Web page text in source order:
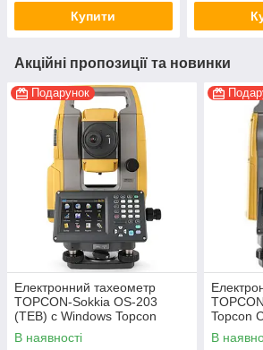
Купити
Акційні пропозиції та новинки
Подарунок
Електронний тахеометр
TOPCON-Sokkia OS-203
(TEB) c Windows Topcon
Corporation, Japan
В наявності
Topcon
В